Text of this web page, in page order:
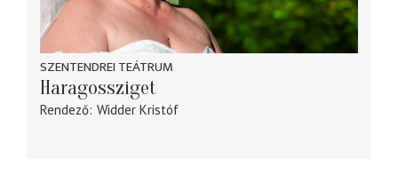
SZENTENDREI TEÁTRUM
Haragossziget
Rendező Widder Kristóf